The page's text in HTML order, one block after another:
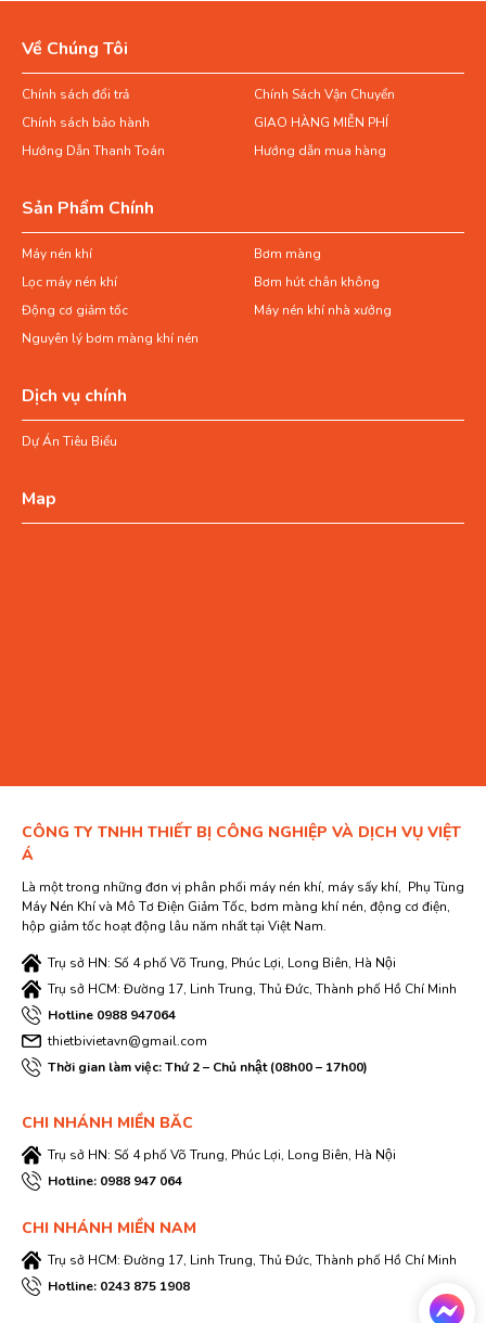
Về Chúng Tôi
Chính sách đổi trả
Chính Sách Vận Chuyển
Chính sách bảo hành
GIAO HÀNG MIỄN PHÍ
Hướng Dẫn Thanh Toán
Hướng dẫn mua hàng
Sản Phẩm Chính
Máy nén khí
Bơm màng
Lọc máy nén khí
Bơm hút chân không
Động cơ giảm tốc
Máy nén khí nhà xưởng
Nguyên lý bơm màng khí nén
Dịch vụ chính
Dự Án Tiêu Biểu
Map
CÔNG TY TNHH THIẾT BỊ CÔNG NGHIỆP VÀ DỊCH VỤ VIỆT
Á
Là một trong những đơn vị phân phối máy nén khí, máy sấy khí, Phụ Tùng
Máy Nén Khí và Mô Tơ Điện Giảm Tốc, bơm màng khí nén, động cơ điện,
hộp giảm tốc hoạt động lâu năm nhất tại Việt Nam.
Trụ sở HN: Số 4 phố Võ Trung, Phúc Lợi, Long Biên, Hà Nội
Trụ sở HCM: Đường 17, Linh Trung, Thủ Đức, Thành phố Hồ Chí Minh
Hotline 0988 947064
thietbivietavn@gmail.com
Thời gian làm việc: Thứ 2 – Chủ nhật (08h00 – 17h00)
CHI NHÁNH MIỀN BĂC
Trụ sở HN: Số 4 phố Võ Trung, Phúc Lợi, Long Biên, Hà Nội
Hotline: 0988 947 064
CHI NHÁNH MIỀN NAM
Trụ sở HCM: Đường 17, Linh Trung, Thủ Đức, Thành phố Hồ Chí Minh
Hotline: 0243 875 1908